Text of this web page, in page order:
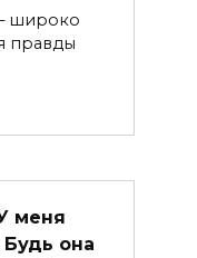
широко
правды
меня
Будь она